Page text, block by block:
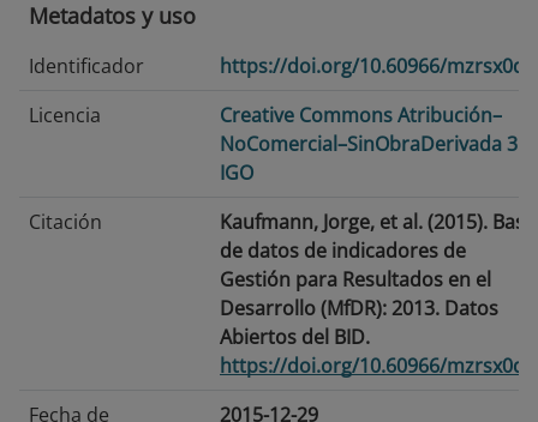
Metadatos y uso
Identificador
https://doi.org/10.60966/mzrsx0dw
Licencia
Creative Commons Atribución–
NoComercial–SinObraDerivada 3.0
IGO
Citación
Kaufmann, Jorge, et al. (2015). Base
de datos de indicadores de
Gestión para Resultados en el
Desarrollo (MfDR): 2013. Datos
Abiertos del BID.
https://doi.org/10.60966/mzrsx0dw
Fecha de
2015-12-29